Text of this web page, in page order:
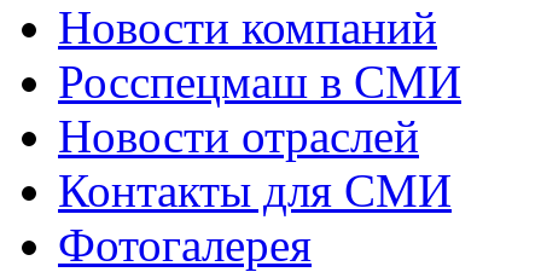
Новости компаний
Росспецмаш в СМИ
Новости отраслей
Контакты для СМИ
Фотогалерея